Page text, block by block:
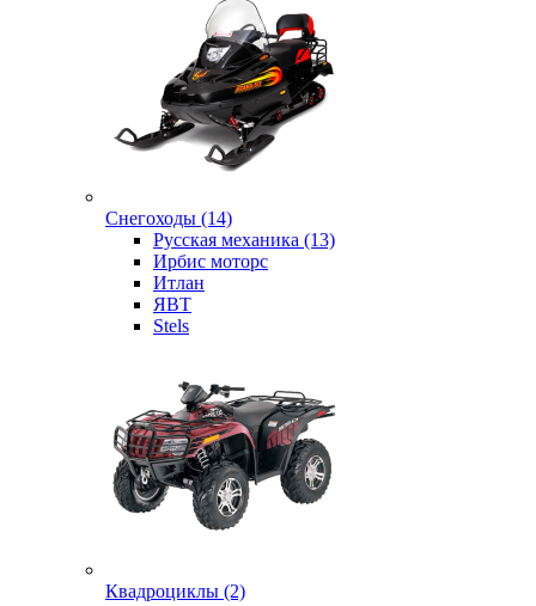
Снегоходы (14)
Русская механика (13)
Ирбис моторс
Итлан
ЯВТ
Stels
Квадроциклы (2)